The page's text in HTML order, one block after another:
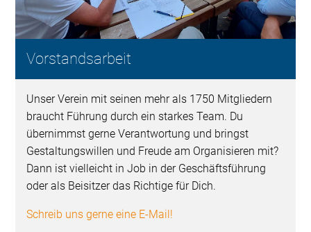
Vorstandsarbeit
Unser Verein mit seinen mehr als 1750 Mitgliedern
braucht Führung durch ein starkes Team. Du
übernimmst gerne Verantwortung und bringst
Gestaltungswillen und Freude am Organisieren mit?
Dann ist vielleicht in Job in der Geschäftsführung
oder als Beisitzer das Richtige für Dich.
Schreib uns gerne eine E-Mail!